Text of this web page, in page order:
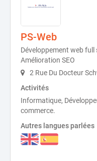
PS-Web
Développement web
Amélioration SEO
2 Rue Du Docteur
Activités
Informatique,
commerce.
Autres langues parlées